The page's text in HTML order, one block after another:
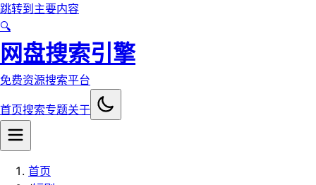
跳转到主要内容
🔍
网盘搜索引擎
免费资源搜索平台
首页搜索专题关于
首页